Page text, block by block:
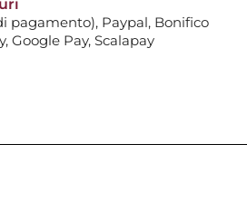
pagamento), Paypal, Bonifico
Google Pay, Scalapay